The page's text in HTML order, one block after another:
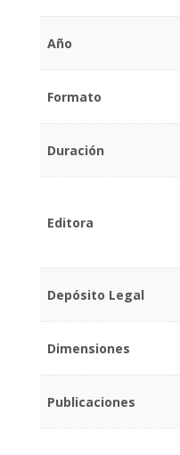
Año
Formato
Duración
Editora
Depósito Legal
Dimensiones
Publicaciones